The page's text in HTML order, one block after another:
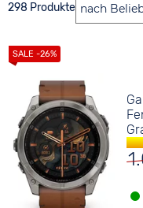
298 Produkte